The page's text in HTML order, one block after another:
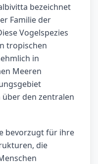
bezeichnet
Familie der
Vogelspezies
tropischen
in
Meeren
den zentralen
bevorzugt für ihre
die